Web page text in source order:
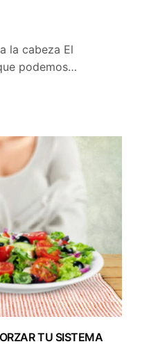
la cabeza El
podemos…
TU SISTEMA